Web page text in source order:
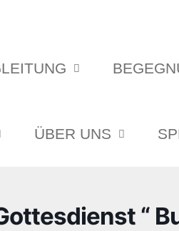
ÜBER UNS
“